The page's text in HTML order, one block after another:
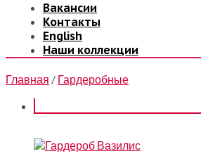
Вакансии
Контакты
English
Наши коллекции
Главная / Гардеробные